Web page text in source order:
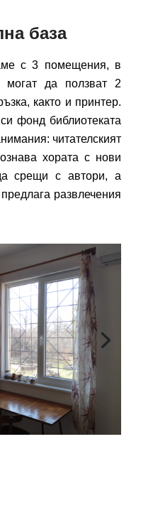
база
с 3 помещения, в
могат да ползват2
както и принтер.
фонд библиотеката
читателският
хората с нови
срещи с автори, а
предлага развлечения